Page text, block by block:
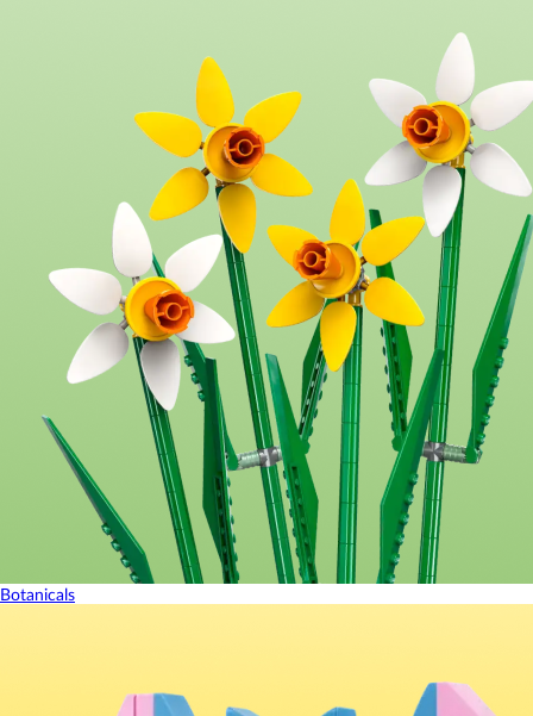
Botanicals